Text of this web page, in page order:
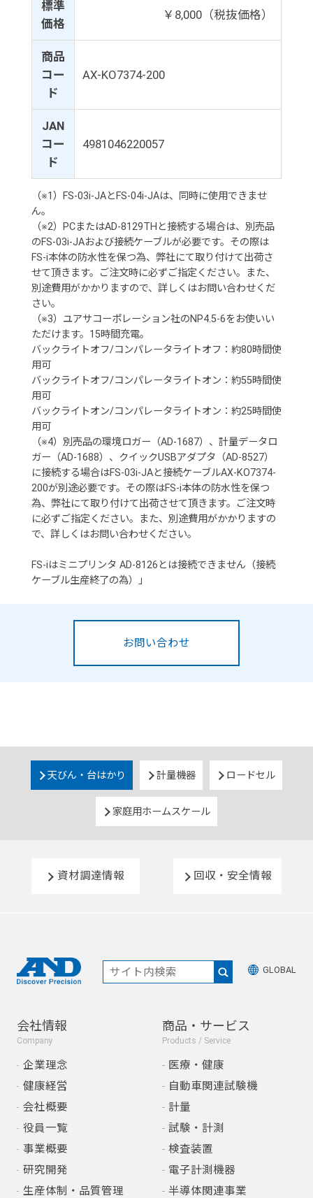
標準
価格
￥8,000（税抜価格）
商品
コー
ド
AX-KO7374-200
JAN
コー
ド
4981046220057
（※1）FS-03i-JAとFS-04i-JAは、同時に使用できませ
ん。
（※2）PCまたはAD-8129THと接続する場合は、別売品
のFS-03i-JAおよび接続ケーブルが必要です。その際は
FS-i本体の防水性を保つ為、弊社にて取り付けて出荷さ
せて頂きます。ご注文時に必ずご指定ください。また、
別途費用がかかりますので、詳しくはお問い合わせくだ
さい。
（※3）ユアサコーポレーション社のNP4.5-6をお使いい
ただけます。15時間充電。
バックライトオフ/コンパレータライトオフ：約80時間使
用可
バックライトオフ/コンパレータライトオン：約55時間使
用可
バックライトオン/コンパレータライトオン：約25時間使
用可
（※4）別売品の環境ロガー（AD-1687）、計量データロ
ガー（AD-1688）、クイックUSBアダプタ（AD-8527）
に接続する場合はFS-03i-JAと接続ケーブルAX-KO7374-
200が別途必要です。その際はFS-i本体の防水性を保つ
為、弊社にて取り付けて出荷させて頂きます。ご注文時
に必ずご指定ください。また、別途費用がかかりますの
で、詳しくはお問い合わせください。
FS-iはミニプリンタ AD-8126とは接続できません（接続
ケーブル生産終了の為）」
お問い合わせ
天びん・台はかり 計量機器 ロードセル
家庭用ホームスケール
資材調達情報 回収・安全情報
GLOBAL
会社情報
Company
企業理念
健康経営
会社概要
役員一覧
事業概要
研究開発
生産体制・品質管理
商品・サービス
Products / Service
医療・健康
自動車関連試験機
計量
試験・計測
検査装置
電子計測機器
半導体関連事業